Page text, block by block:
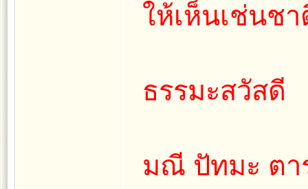
ให้เห็นเช่นช
ธรรมะสวัสดี
มณี ปัทมะ ตา